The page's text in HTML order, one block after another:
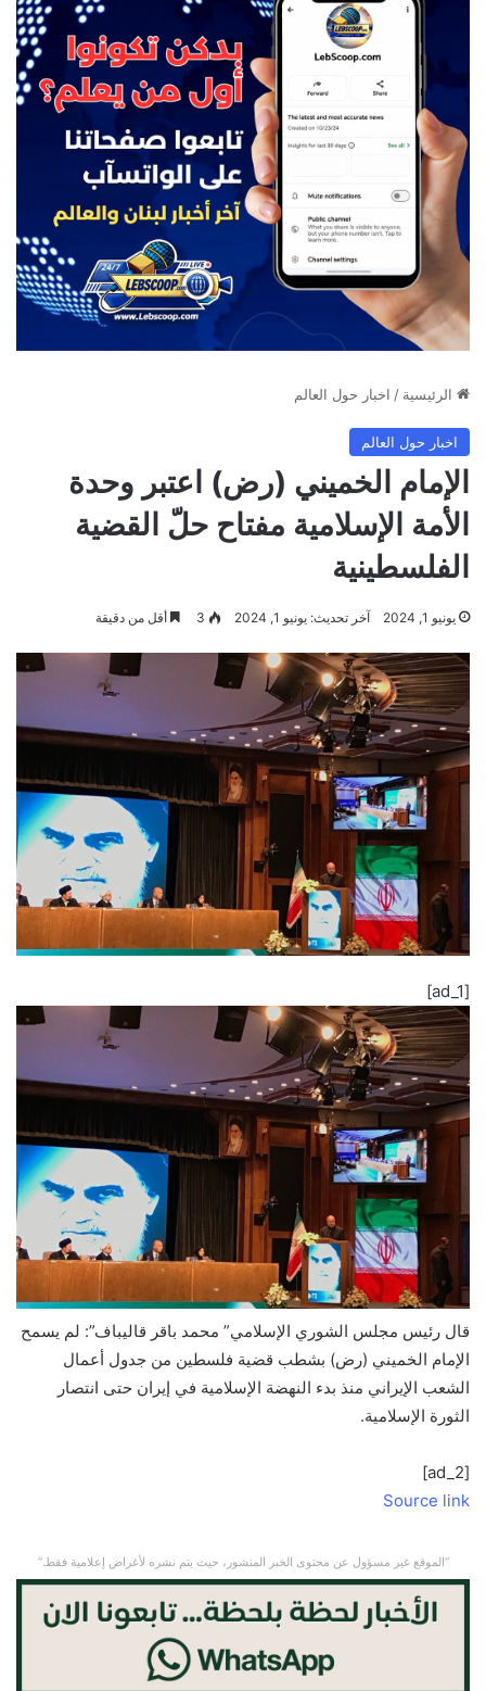
الرئيسية / اخبار حول العالم
اخبار حول العالم
الإمام الخميني (رض) اعتبر وحدة
الأمة الإسلامية مفتاح حلّ القضية
الفلسطينية
يونيو 1, 2024 آخر تحديث: يونيو 1, 2024 3 أقل من دقيقة
[ad_1]
قال رئيس مجلس الشوري الإسلامي” محمد باقر قاليباف”: لم يسمح
الإمام الخميني (رض) بشطب قضية فلسطين من جدول أعمال
الشعب الإيراني منذ بدء النهضة الإسلامية في إيران حتى انتصار
الثورة الإسلامية.
[ad_2]
Source link
“الموقع غير مسؤول عن محتوى الخبر المنشور، حيث يتم نشره لأغراض إعلامية فقط.”